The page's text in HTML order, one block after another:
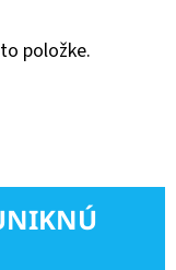
položke.